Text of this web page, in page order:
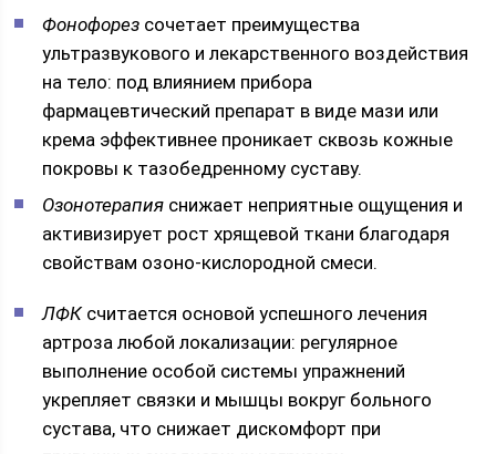
Фонофорез сочетает преимущества
ультразвукового и лекарственного воздействия
на тело: под влиянием прибора
фармацевтический препарат в виде мази или
крема эффективнее проникает сквозь кожные
покровы к тазобедренному суставу.
Озонотерапия снижает неприятные ощущения и
активизирует рост хрящевой ткани благодаря
свойствам озоно-кислородной смеси.
ЛФКсчитается основой успешного лечения
артроза любой локализации: регулярное
выполнение особой системы упражнений
укрепляет связки и мышцы вокруг больного
сустава, что снижает дискомфорт при